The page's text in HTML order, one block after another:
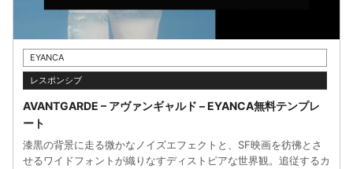
EYANCA
レスポンシブ
AVANTGARDE – アヴァンギャルド – EYANCA無料テンプレ
ート
漆黒の背景に走る微かなノイズエフェクトと、SF映画を彷彿とさ
せるワイドフォントが織りなすディストピアな世界観。追従するカ